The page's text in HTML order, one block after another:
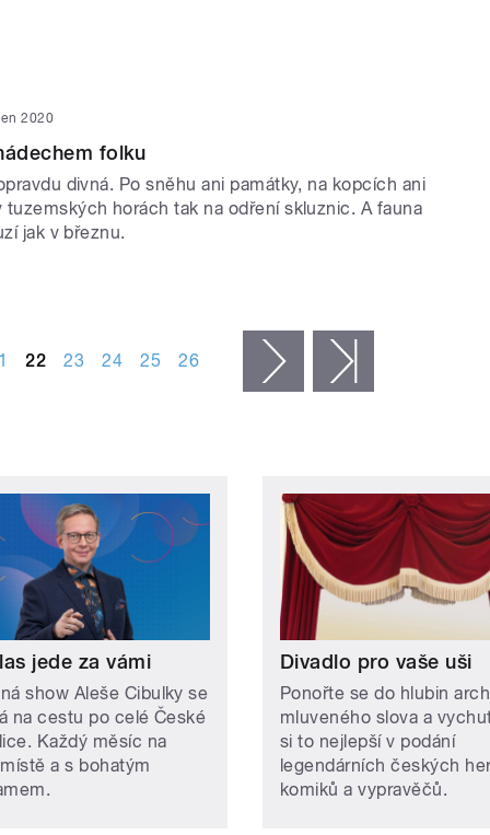
2020
folku
divná. Po sněhu ani památky, na kopcích ani
tuzemských horách tak na odření skluznic. A fauna
jak v březnu.
22 23 24 25 26 následující ›
jede za vámi
show Aleše Cibulky se
na cestu po celé České
Každý měsíc na
a s bohatým
Divadlo pro vaše uši
Ponořte se do hlubin
mluveného slova a
si to nejlepší v podání
legendárních českých
komiků a vypravěčů.